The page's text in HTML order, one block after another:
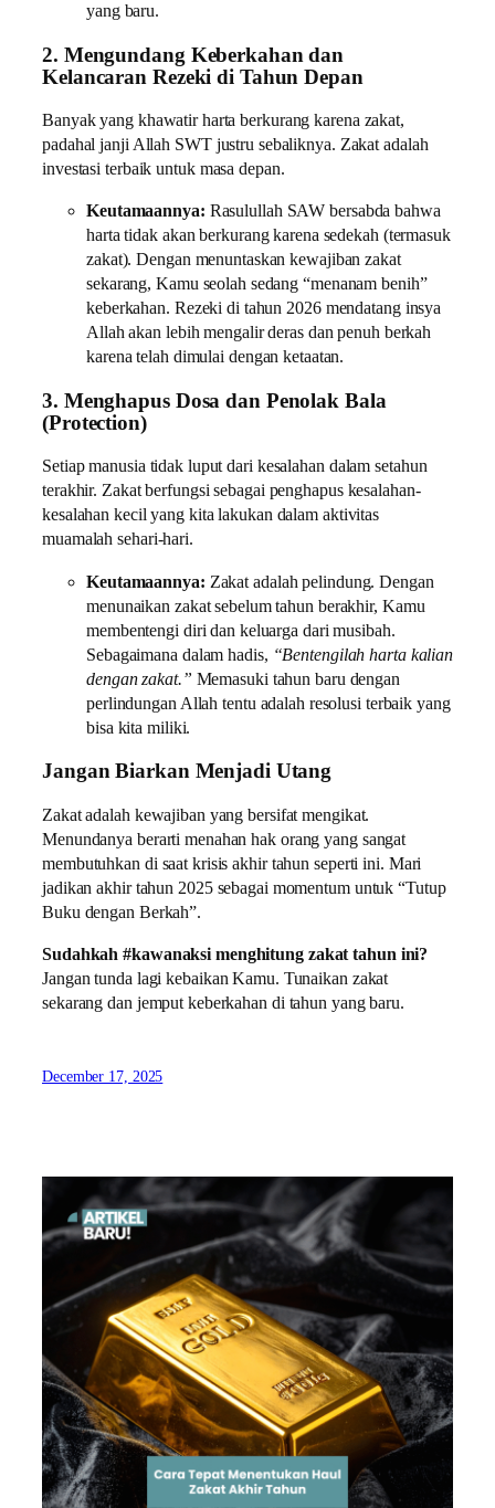
yang baru.
2. Mengundang Keberkahan dan
Kelancaran Rezeki di Tahun Depan
Banyak yang khawatir harta berkurang karena zakat,
padahal janji Allah SWT justru sebaliknya. Zakat adalah
investasi terbaik untuk masa depan.
Keutamaannya: Rasulullah SAW bersabda bahwa
harta tidak akan berkurang karena sedekah (termasuk
zakat). Dengan menuntaskan kewajiban zakat
sekarang, Kamu seolah sedang “menanam benih”
keberkahan. Rezeki di tahun 2026 mendatang insya
Allah akan lebih mengalir deras dan penuh berkah
karena telah dimulai dengan ketaatan.
3. Menghapus Dosa dan Penolak Bala
(Protection)
Setiap manusia tidak luput dari kesalahan dalam setahun
terakhir. Zakat berfungsi sebagai penghapus kesalahan-
kesalahan kecil yang kita lakukan dalam aktivitas
muamalah sehari-hari.
Keutamaannya: Zakat adalah pelindung. Dengan
menunaikan zakat sebelum tahun berakhir, Kamu
membentengi diri dan keluarga dari musibah.
Sebagaimana dalam hadis, “Bentengilah harta kalian
dengan zakat.” Memasuki tahun baru dengan
perlindungan Allah tentu adalah resolusi terbaik yang
bisa kita miliki.
Jangan Biarkan Menjadi Utang
Zakat adalah kewajiban yang bersifat mengikat.
Menundanya berarti menahan hak orang yang sangat
membutuhkan di saat krisis akhir tahun seperti ini. Mari
jadikan akhir tahun 2025 sebagai momentum untuk “Tutup
Buku dengan Berkah”.
Sudahkah #kawanaksi menghitung zakat tahun ini?
Jangan tunda lagi kebaikan Kamu. Tunaikan zakat
sekarang dan jemput keberkahan di tahun yang baru.
December 17, 2025